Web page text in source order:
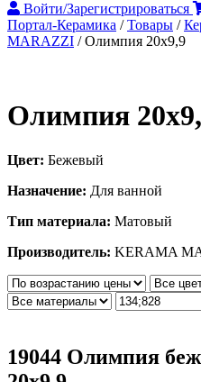
Войти/Зарегистрироваться
Портал-Керамика /Товары /
MARAZZI /Олимпия 20х9,9
Олимпия
Цвет: Бежевый
Назначение: Для ванной
Тип материала: Матовый
Производитель: KERAMA
19044 Олимпия